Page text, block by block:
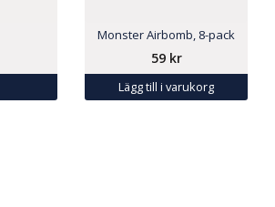
Monster Airbomb, 8-pack
59 kr
Lägg till i varukorg